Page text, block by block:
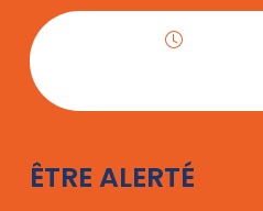
ÊTRE ALERTÉ